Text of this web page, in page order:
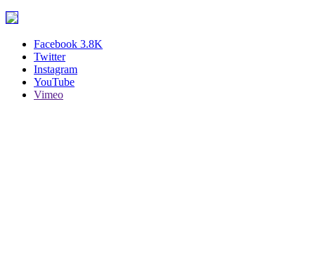
Facebook 3.8K
Twitter
Instagram
YouTube
Vimeo